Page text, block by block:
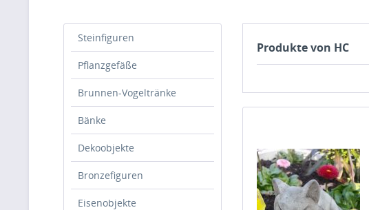
Steinfiguren
Pflanzgefäße
Brunnen-Vogeltränke
Bänke
Dekoobjekte
Bronzefiguren
Eisenobjekte
Produkte von HC